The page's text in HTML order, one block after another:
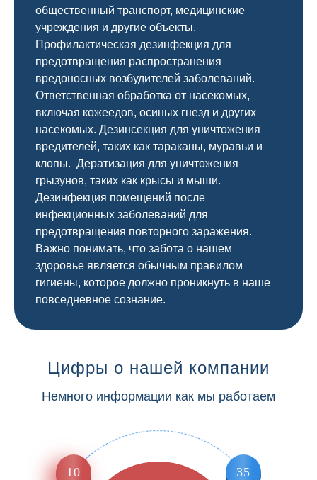
общественный транспорт, медицинские
учреждения и другие объекты.
Профилактическая дезинфекция для
предотвращения распространения
вредоносных возбудителей заболеваний.
Ответственная обработка от насекомых,
включая кожеедов, осиных гнезд и других
насекомых. Дезинсекция для уничтожения
вредителей, таких как тараканы, муравьи и
клопы. Дератизация для уничтожения
грызунов, таких как крысы и мыши.
Дезинфекция помещений после
инфекционных заболеваний для
предотвращения повторного заражения.
Важно понимать, что забота о нашем
здоровье является обычным правилом
гигиены, которое должно проникнуть в наше
повседневное сознание.
Цифры о нашей компании
Немного информации как мы работаем
10 35